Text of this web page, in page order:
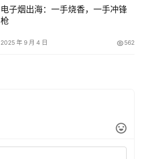
电子烟出海：一手烧香，一手冲锋
枪
2025 年 9 月 4 日 562